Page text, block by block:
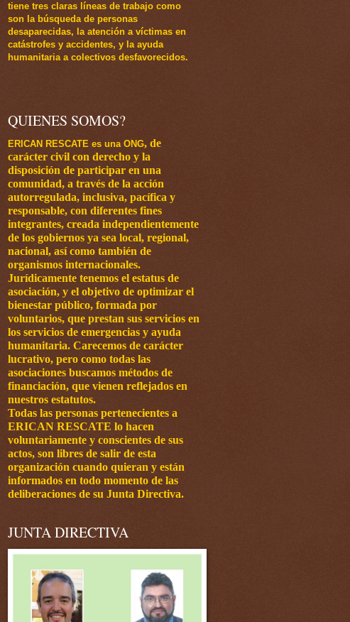
tiene tres claras líneas de trabajo como
son la búsqueda de personas
desaparecidas, la atención a víctimas en
catástrofes y accidentes, y la ayuda
humanitaria a colectivos desfavorecidos.
QUIENES SOMOS?
ERICAN RESCATE es una ONG, de
carácter civil con derecho y la
disposición de participar en una
comunidad, a través de la acción
autorregulada, inclusiva, pacífica y
responsable, con diferentes fines
integrantes, creada independientemente
de los gobiernos ya sea local, regional,
nacional, así como también de
organismos internacionales.
Jurídicamente tenemos el estatus de
asociación, y el objetivo de optimizar el
bienestar público, formada por
voluntarios, que prestan sus servicios en
los servicios de emergencias y ayuda
humanitaria. Carecemos de carácter
lucrativo, pero como todas las
asociaciones buscamos métodos de
financiación, que vienen reflejados en
nuestros estatutos.
Todas las personas pertenecientes a
ERICAN RESCATE lo hacen
voluntariamente y conscientes de sus
actos, son libres de salir de esta
organización cuando quieran y están
informados en todo momento de las
deliberaciones de su Junta Directiva.
JUNTA DIRECTIVA